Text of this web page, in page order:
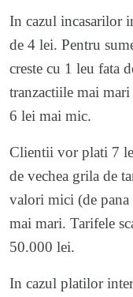
In cazul incasarilor
de 4 lei. Pentru
creste cu 1 leu fata
tranzactiile mai
6 lei mai mic.
Clientii vor plati 7
de vechea grila de
valori mici (de
mai mari. Tarifele
50.000 lei.
In cazul platilor